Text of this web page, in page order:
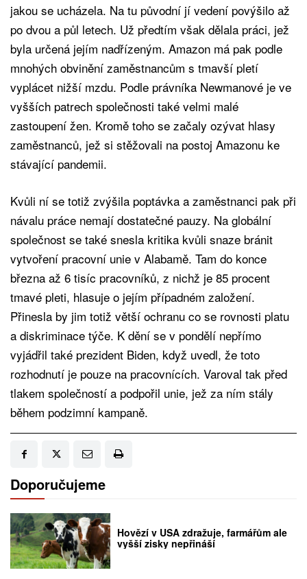
jakou se ucházela. Na tu původní jí vedení povýšilo až
po dvou a půl letech. Už předtím však dělala práci, jež
byla určená jejím nadřízeným. Amazon má pak podle
mnohých obvinění zaměstnancům s tmavší pletí
vyplácet nižší mzdu. Podle právníka Newmanové je ve
vyšších patrech společnosti také velmi malé
zastoupení žen. Kromě toho se začaly ozývat hlasy
zaměstnanců, jež si stěžovali na postoj Amazonu ke
stávající pandemii.
Kvůli ní se totiž zvýšila poptávka a zaměstnanci pak při
návalu práce nemají dostatečné pauzy. Na globální
společnost se také snesla kritika kvůli snaze bránit
vytvoření pracovní unie v Alabamě. Tam do konce
března až 6 tisíc pracovníků, z nichž je 85 procent
tmavé pleti, hlasuje o jejím případném založení.
Přinesla by jim totiž větší ochranu co se rovnosti platu
a diskriminace týče. K dění se v pondělí nepřímo
vyjádřil také prezident Biden, když uvedl, že toto
rozhodnutí je pouze na pracovnících. Varoval tak před
tlakem společností a podpořil unie, jež za ním stály
během podzimní kampaně.
Doporučujeme
Hovězí v USA zdražuje, farmářům ale
vyšší zisky nepřináší